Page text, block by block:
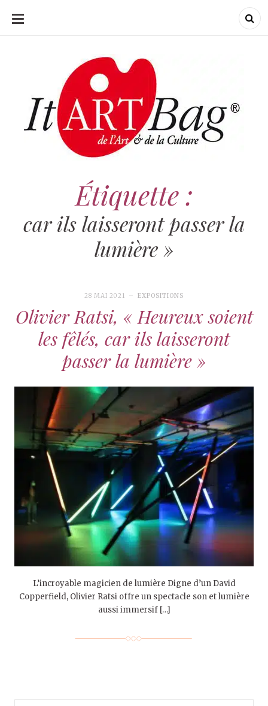
ALLER
CONTENU
ItArtBag
ItArtBag
Étiquette :
car ils laisseront passer la
lumière »
28 MAI 2021 EXPOSITIONS
Olivier Ratsi, « Heureux soient
les fêlés, car ils laisseront
passer la lumière »
L’incroyable magicien de lumière Digne d’un David
Copperfield, Olivier Ratsi offre un spectacle son et lumière
aussi immersif […]